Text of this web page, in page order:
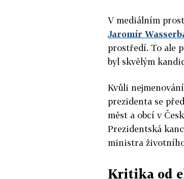
V mediálním
Jaromír
prostředí. To ale
byl skvělým
Kvůli
prezidenta se
měst a obcí v
Prezidentská
ministra
Kritika od